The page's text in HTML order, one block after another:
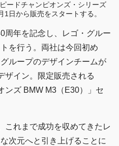
ードチャンピオンズ・シリーズ
日から販売をスタートする。
周年を記念し、レゴ・グルー
を行う。両社は今回初め
ループのデザインチームが
ザイン。限定販売される
ンズ BMW M3（E30）」セ
これまで成功を収めてきたレ
次元へと引き上げることに